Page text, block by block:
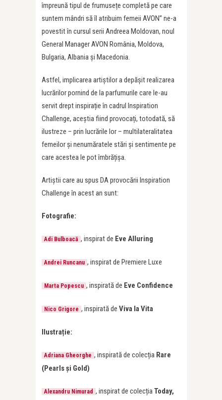
împreună tipul de frumusețe completă pe care
suntem mândri să îl atribuim femeii AVON” ne-a
povestit în cursul serii Andreea Moldovan, noul
General Manager AVON România, Moldova,
Bulgaria, Albania și Macedonia.
Astfel, implicarea artiștilor a depășit realizarea
lucrărilor pornind de la parfumurile care le-au
servit drept inspirație în cadrul Inspiration
Challenge, aceștia fiind provocați, totodată, să
ilustreze – prin lucrările lor – multilateralitatea
femeilor și nenumăratele stări și sentimente pe
care acestea le pot îmbrățișa.
Artiștii care au spus DA provocării Inspiration
Challenge în acest an sunt:
Fotografie:
Adi Bulboacă , inspirat de Eve Alluring
Andrei Runcanu , inspirat de Premiere Luxe
Marta Popescu , inspirată de Eve Confidence
Nico Grigore , inspirată de Viva la Vita
Ilustrație:
Adriana Gheorghe , inspirată de colecția Rare
(Pearls și Gold)
Alexandru Nimurad , inspirat de colecțiaToday,